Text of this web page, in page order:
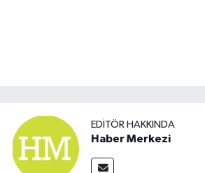
EDITÖR HAKKINDA
Haber Merkezi